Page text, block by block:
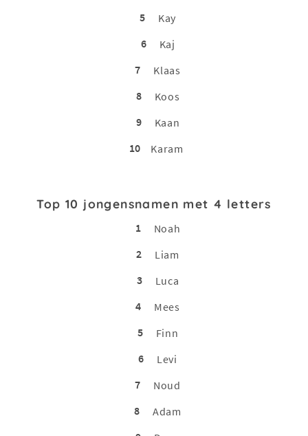
5
Kay
6
Kaj
7
Klaas
8
Koos
9
Kaan
10
Karam
Top 10 jongensnamen met 4 letters
1
Noah
2
Liam
3
Luca
4
Mees
5
Finn
6
Levi
7
Noud
8
Adam